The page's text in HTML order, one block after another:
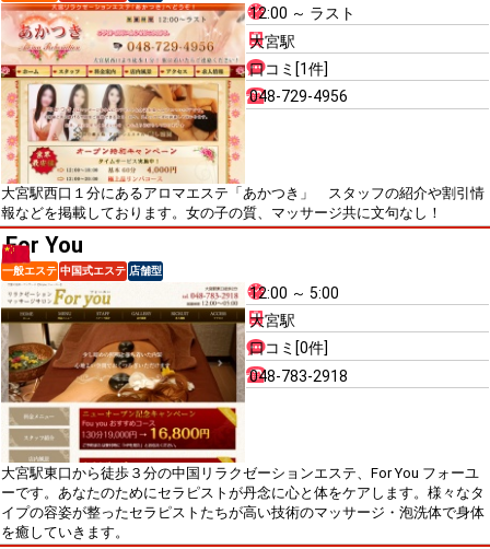
12:00 ～ ラスト
大宮駅
口コミ[1件]
048-729-4956
大宮駅西口１分にあるアロマエステ「あかつき」 スタッフの紹介や割引情
報などを掲載しております。女の子の質、マッサージ共に文句なし！
For You
一般エステ 中国式エステ 店舗型
12:00 ～ 5:00
大宮駅
口コミ[0件]
048-783-2918
大宮駅東口から徒歩３分の中国リラクゼーションエステ、For You フォーユ
ーです。あなたのためにセラピストが丹念に心と体をケアします。様々なタ
イプの容姿が整ったセラピストたちが高い技術のマッサージ・泡洗体で身体
を癒していきます。